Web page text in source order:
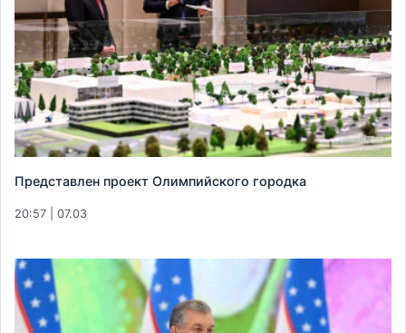
Представлен проект Олимпийского городка
20:57 | 07.03